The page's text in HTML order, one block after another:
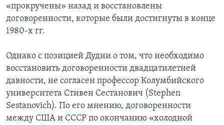
«прокручены» назад и восстановлены
договоренности, которые были достигнуты в конце
1980-х гг.
Однако с позицией Дудни о том, что необходимо
восстановить договоренности двадцатилетней
давности, не согласен профессор Колумбийского
университета Стивен Сестанович (Stephen
Sestanovich). По его мнению, договоренности
между США и СССР по окончанию «холодной